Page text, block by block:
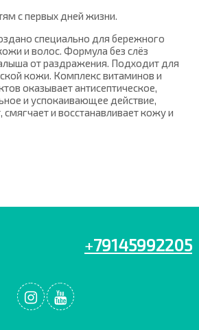
с первых дней жизни.
специально для бережного
и волос. Формула без слёз
от раздражения. Подходит для
кожи. Комплекс витаминов и
оказывает антисептическое,
и успокаивающее действие,
и восстанавливает кожу и
+79145992205